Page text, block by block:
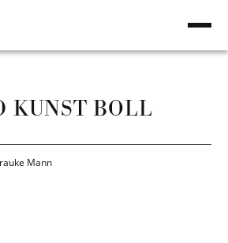
KUNST BOLL
Mann